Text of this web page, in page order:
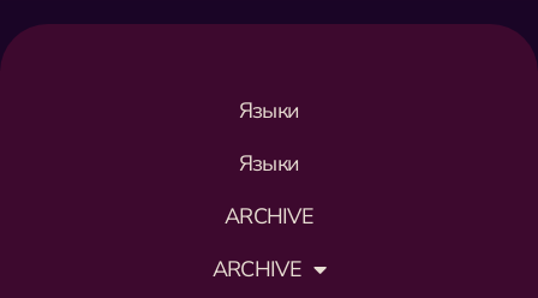
Языки
Языки
ARCHIVE
ARCHIVE